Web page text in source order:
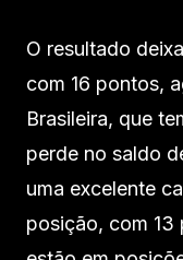
O resultado
com 16 pontos,
Brasileira, que
perde no saldo
uma excelente
posição, com 13